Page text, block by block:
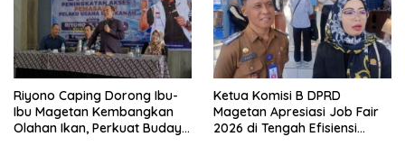
Riyono Caping Dorong Ibu-
Ibu Magetan Kembangkan
Olahan Ikan, Perkuat Budaya
Ketua Komisi B DPRD
Magetan Apresiasi Job Fair
2026 di Tengah Efisiensi